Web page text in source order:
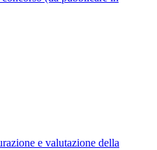
e valutazione della